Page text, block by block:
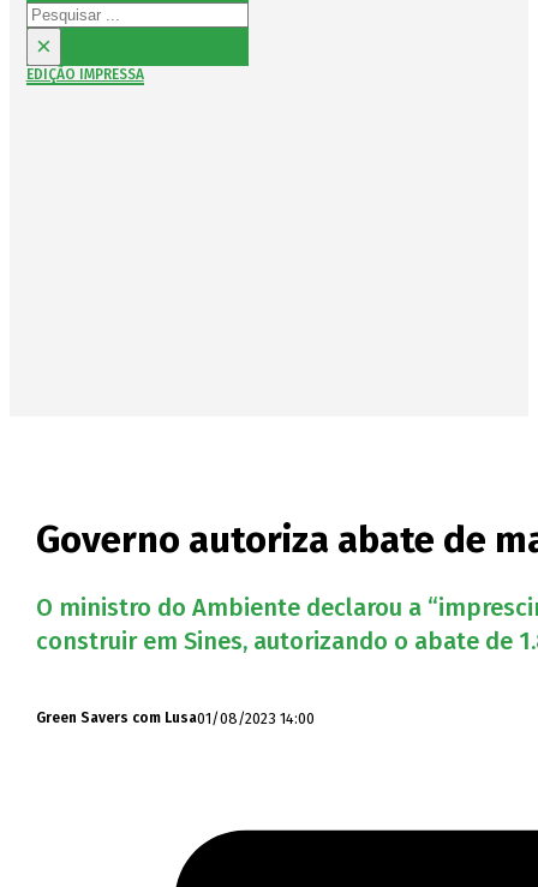
Pesquisar
×
EDIÇÃO IMPRESSA
Governo autoriza abate de
O ministro do Ambiente declarou a
construir em Sines, autorizando o abate de
Green Savers com Lusa01/08/2023 14:00